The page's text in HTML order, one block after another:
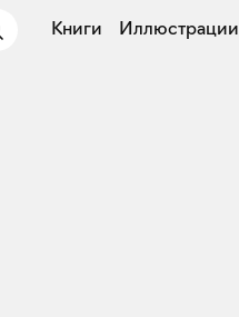
Книги Иллюстрации